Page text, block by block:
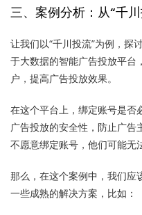
三、案例分析：从“千
让我们以“千川投流”为例，探
于大数据的智能广告投放平台
户，提高广告投放效果。
在这个平台上，绑定账号是否
广告投放的安全性，防止广告
不愿意绑定账号，他们可能无
那么，在这个案例中，我们应
一些成熟的解决方案，比如：